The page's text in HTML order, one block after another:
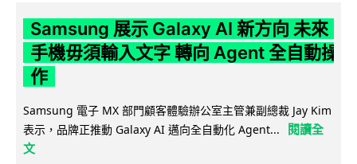
Samsung 展示 Galaxy AI 新方向 未來
手機毋須輸入文字 轉向 Agent 全自動操
作
Samsung 電子 MX 部門顧客體驗辦公室主管兼副總裁 Jay Kim
表示，品牌正推動 Galaxy AI 邁向全自動化 Agent...
閱讀全
文